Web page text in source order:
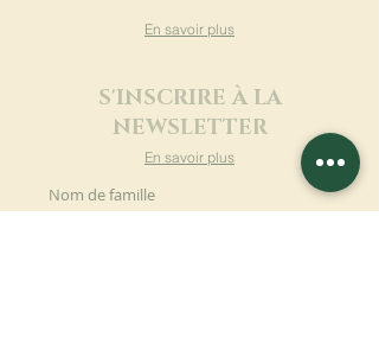
En savoir plus
S'INSCRIRE À LA
NEWSLETTER
En savoir plus
Nom de famille